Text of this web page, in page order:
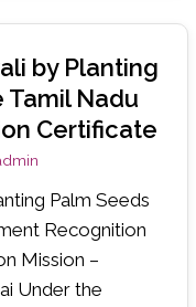
by Planting
Nadu
Certificate
Palm Seeds
Recognition
Mission –
Under the